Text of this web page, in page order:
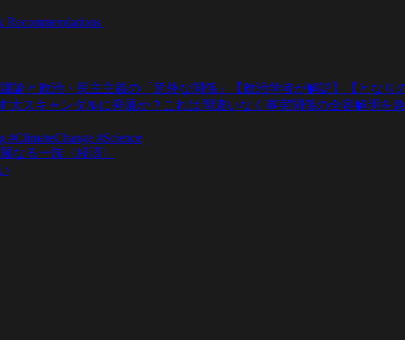
|
と政治・民主主義の「意外な関係」【政治学者が解説】【となりの
大スキャンダルに発展か？これは間違いなく事実関係の全容解明
#ClimateChange #Science
なる一族〈経済〉